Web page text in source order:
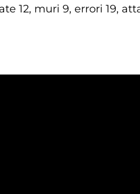
12, muri 9, errori 19,